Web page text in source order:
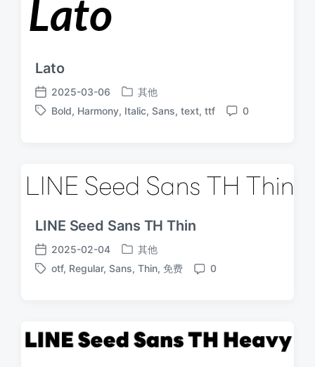
Lato
发
布
2025-03-06
发
布
其他
标
Bold, Harmony, Italic, Sans, text, ttf
评
0
LINE Seed Sans TH Thin
发
布
2025-02-04
发
布
其他
标
otf, Regular, Sans, Thin, 免费
评
0